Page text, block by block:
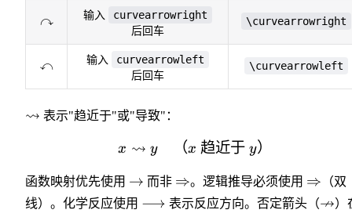
\curvearrowright
↷ 输入 curvearrowright
后回车
\curvearrowright
\curvearrowleft
↶ 输入 curvearrowleft
后回车
\curvearrowleft
\leadsto
⇝ 表示"趋近于"或"导致"：
x \leadsto y \quad
x ⇝ y （x 趋近于 y）
函数映射优先使用 \rightarrow
→ 而非 \Rightarrow
⇒。逻辑推导必须使用 ⇒ （双
线）。化学反应使用 \longrightarrow
⟶ 表示反应方向。否定箭头（↛）